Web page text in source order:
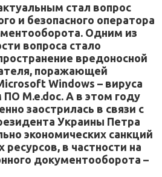
стал вопрос
и безопасного оператора
Одним из
вопроса стало
вредоносной
поражающей
Windows – вируса
M.e.doc. А в этом году
заострилась в связи с
Украины Петра
экономических санкций
ресурсов, в частности на
документооборота –